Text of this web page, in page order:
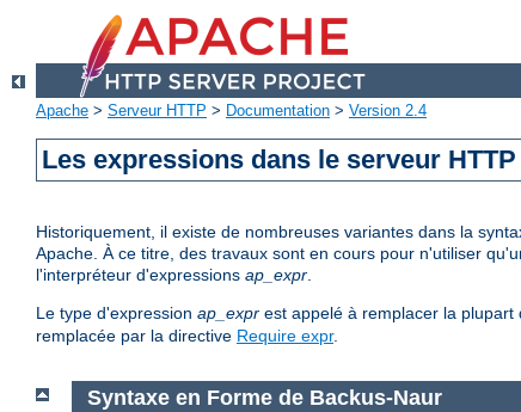
Apache > Serveur HTTP > Documentation > Version 2.4
Les expressions dans le serveur
Historiquement, il existe de nombreuses variantes dans la
Apache. À ce titre, des travaux sont en cours pour n'utiliser
l'interpréteur d'expressions ap_expr.
Le type d'expression ap_expr est appelé à remplacer la
remplacée par la directive Require expr.
Syntaxe en Forme de Backus-Naur